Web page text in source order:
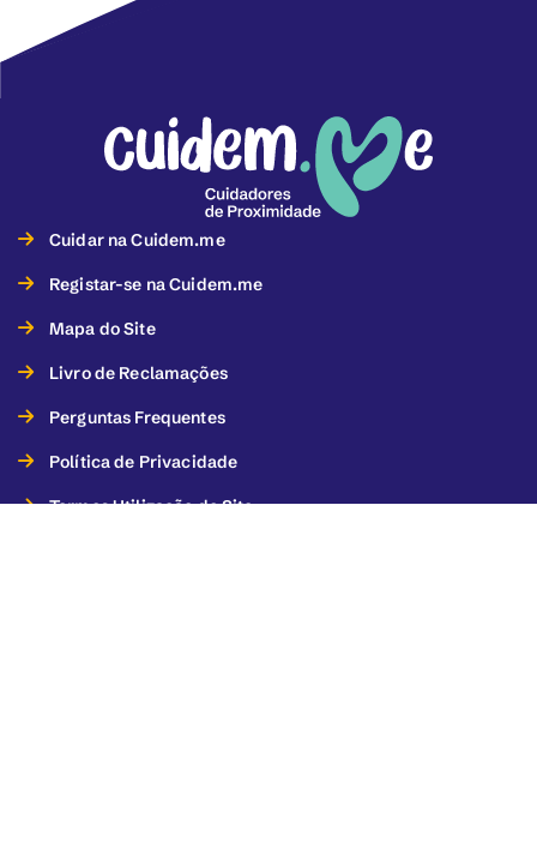
Cuidar na Cuidem.me
Registar-se na Cuidem.me
Mapa do Site
Livro de Reclamações
Perguntas Frequentes
Política de Privacidade
Termos Utilização do Site